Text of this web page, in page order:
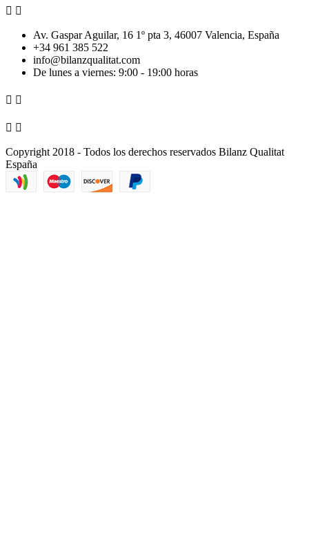
 
Av. Gaspar Aguilar, 16 1º pta 3, 46007 Valencia, España
+34 961 385 522
info@bilanzqualitat.com
De lunes a viernes: 9:00 - 19:00 horas
 
 
Copyright 2018 - Todos los derechos reservados Bilanz Qualitat
España